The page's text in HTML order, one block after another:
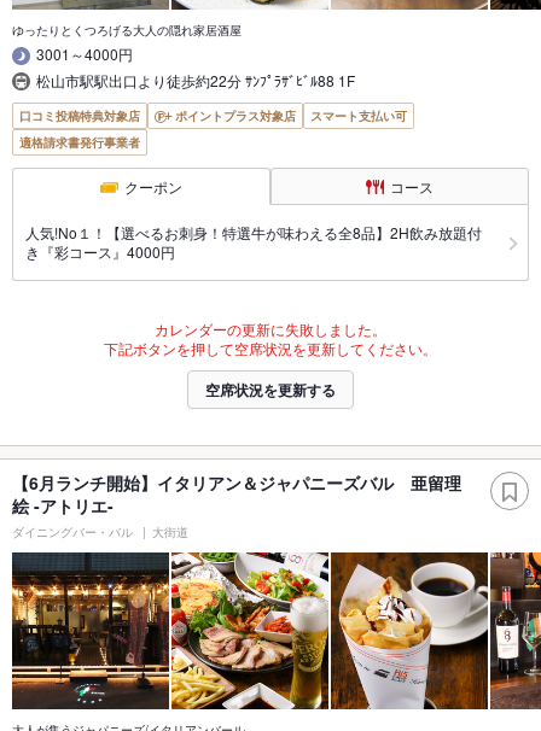
ゆったりとくつろげる大人の隠れ家居酒屋
3001～4000円
松山市駅駅出口より徒歩約22分 ｻﾝﾌﾟﾗｻﾞﾋﾞﾙ88 1F
口コミ投稿特典対象店 ポイントプラス対象店
スマート支払い可
適格請求書発行事業者
クーポン コース
人気!No１！【選べるお刺身！特選牛が味わえる全8品】2H飲み放題付
き『彩コース』4000円
カレンダーの更新に失敗しました。
下記ボタンを押して空席状況を更新してください。
空席状況を更新する
【6月ランチ開始】イタリアン＆ジャパニーズバル 亜留理
絵 -アトリエ-
ダイニングバー・バル 大街道